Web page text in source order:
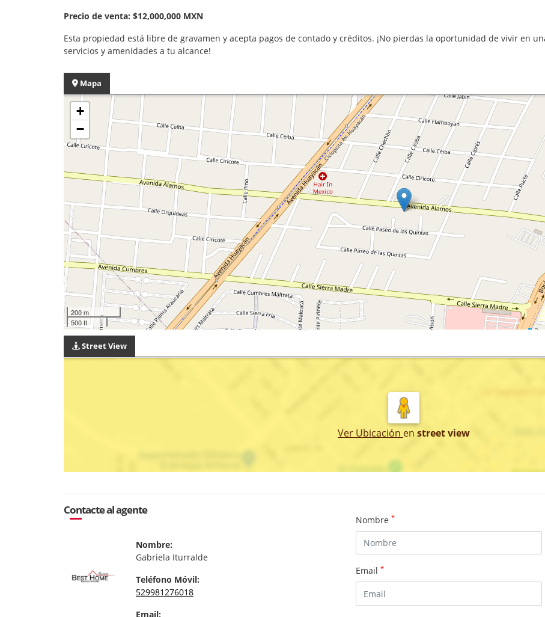
Precio de venta: $12,000,000 MXN
Esta propiedad está libre de gravamen y acepta pagos de contado y créditos. ¡No pierdas la oportunidad de vivir en
servicios y amenidades a tu alcance!
Mapa
+
−
200 m
500 ft
Street View
Ver Ubicación en street view
Contacte al agente
Nombre:
Gabriela Iturralde
Teléfono Móvil:
529981276018
Email:
Nombre *
Email *